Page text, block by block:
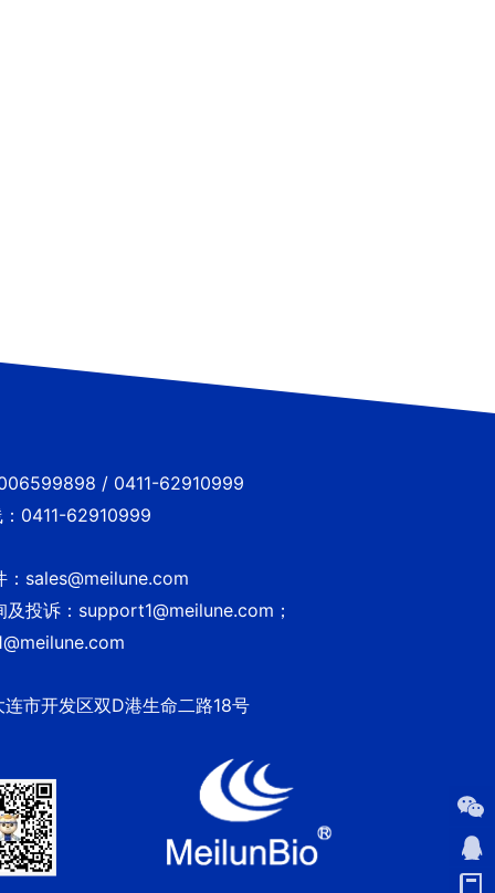
/ 0411-62910999
：0411-62910999
：sales@meilune.com
及投诉：support1@meilune.com；
连市开发区双D港生命二路18号